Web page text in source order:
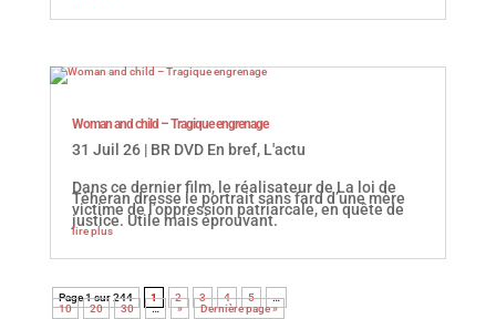
Woman and child – Tragique engrenage
31 Juil 26| BR DVD En bref, L'actu
Dans ce dernier film, le réalisateur de La loi de
Téhéran dresse le portrait sans fard d’une mère
victime de l’oppression patriarcale, en quête de
justice. Utile mais éprouvant.
lire plus
Page 1 sur 244 1 2 3 4 5
…
10
20 30 … » Dernière page »